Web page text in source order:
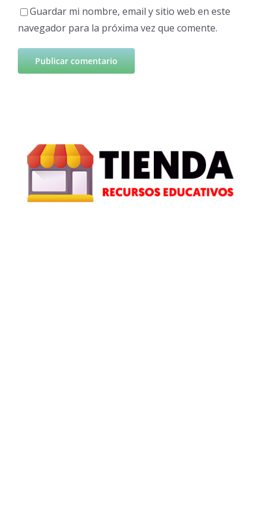
Guardar mi nombre, email y sitio web en este
navegador para la próxima vez que comente.